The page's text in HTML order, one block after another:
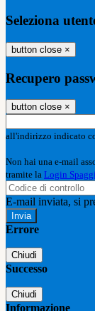
Seleziona
button close ×
Recupero
button close ×
all'indirizzo indicato
Non hai una e-mail
tramite la Login
E-mail inviata, si
Errore
Chiudi
Successo
Chiudi
Informazione